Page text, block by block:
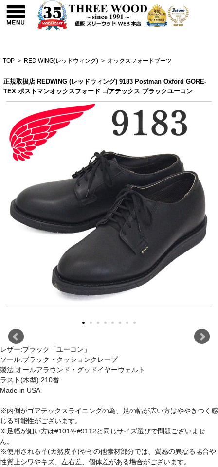
TOP > RED WING(レッドウィング) > オックスフォードブーツ
正規取扱店 REDWING (レッドウィング) 9183 Postman Oxford GORE-
TEX ポストマンオックスフォード ゴアテックス ブラックユーコン
レザー:ブラック「ユーコン」
ソール:ブラック・クッションクレープ
製法:オールアラウンド・グッドイヤーウェルト
ラスト(木型):210番
Made in USA
※内側がゴアテックスライニングの為、足の幅が広い方はややきつく感
じる可能性がございます。
※足幅が細い方は#101や#9112と同じサイズ選びで問題ございませ
ん。
※使用される革(天然皮革)やその他素材部分では、質感の異なる場合や
性質上シワやキズ、左右差、個体差がある場合がございます。